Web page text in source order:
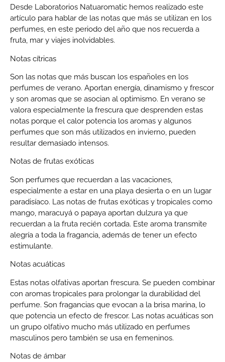
Desde Laboratorios Natuaromatic hemos realizado este
artículo para hablar de las notas que más se utilizan en los
perfumes, en este periodo del año que nos recuerda a
fruta, mar y viajes inolvidables.
Notas cítricas
Son las notas que más buscan los españoles en los
perfumes de verano. Aportan energía, dinamismo y frescor
y son aromas que se asocian al optimismo. En verano se
valora especialmente la frescura que desprenden estas
notas porque el calor potencia los aromas y algunos
perfumes que son más utilizados en invierno, pueden
resultar demasiado intensos.
Notas de frutas exóticas
Son perfumes que recuerdan a las vacaciones,
especialmente a estar en una playa desierta o en un lugar
paradisíaco. Las notas de frutas exóticas y tropicales como
mango, maracuyá o papaya aportan dulzura ya que
recuerdan a la fruta recién cortada. Este aroma transmite
alegría a toda la fragancia, además de tener un efecto
estimulante.
Notas acuáticas
Estas notas olfativas aportan frescura. Se pueden combinar
con aromas tropicales para prolongar la durabilidad del
perfume. Son fragancias que evocan a la brisa marina, lo
que potencia un efecto de frescor. Las notas acuáticas son
un grupo olfativo mucho más utilizado en perfumes
masculinos pero también se usa en femeninos.
Notas de ámbar